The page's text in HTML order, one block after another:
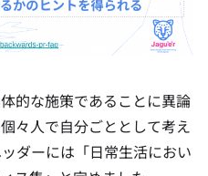
的な施策であることに異論
々人で自分ごととして考え
ダーには「日常生活におい